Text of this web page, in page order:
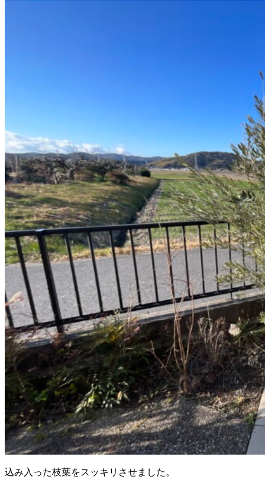
込み入った枝葉をスッキリさせました。